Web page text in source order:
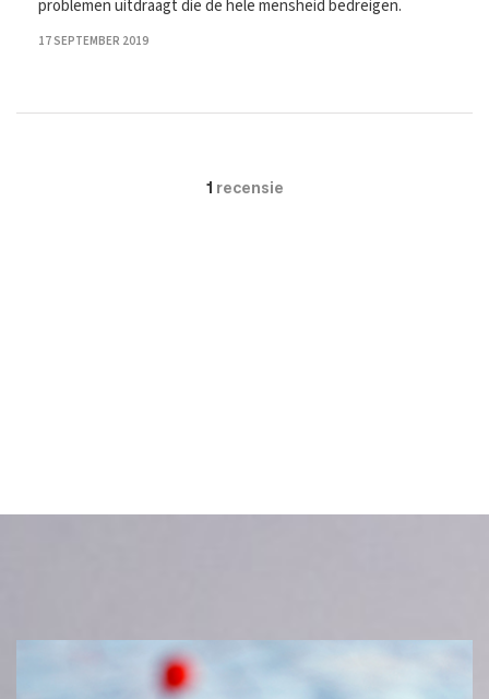
problemen uitdraagt die de hele mensheid bedreigen.
17 SEPTEMBER 2019
1 recensie